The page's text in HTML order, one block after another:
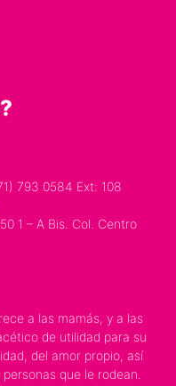
793 0584 Ext: 108
1 – A Bis. Col. Centro
a las mamás, y a las
de utilidad para su
del amor propio, así
que le rodean.